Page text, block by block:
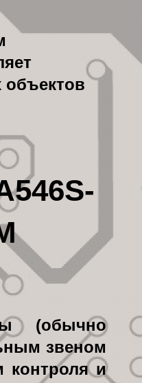
объектов
(обычно
звеном
контроля и